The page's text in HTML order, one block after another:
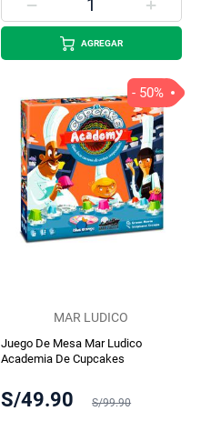
AGREGAR
MAR LUDICO
Juego De Mesa Mar Ludico
Academia De Cupcakes
S/49.90 S/99.90
- 50%